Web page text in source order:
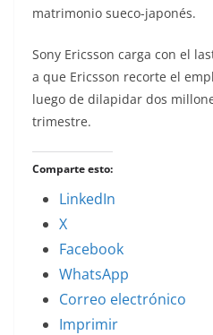
matrimonio sueco-japonés.
Sony Ericsson carga con el
a que Ericsson recorte el
luego de dilapidar dos
trimestre.
Comparte esto:
LinkedIn
X
Facebook
WhatsApp
Correo electrónico
Imprimir